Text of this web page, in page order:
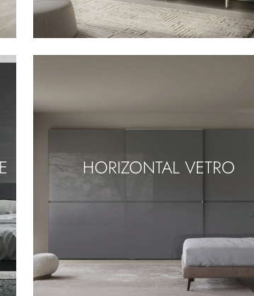
HORIZONTAL VETRO